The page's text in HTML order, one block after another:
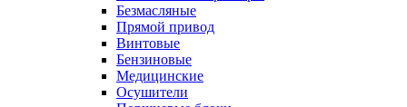
Безмасляные
Прямой привод
Винтовые
Бензиновые
Медицинские
Осушители